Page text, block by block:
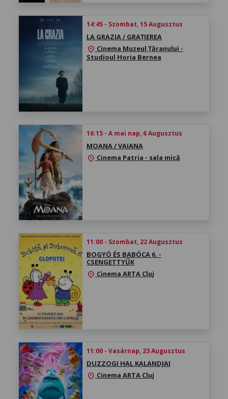
14:45 - Szombat, 15 Augusztus
LA GRAZIA / GRAȚIEREA
location_on Cinema Muzeul Țăranului -
Studioul Horia Bernea
16:15 - A mai nap, 6 Augusztus
MOANA / VAIANA
location_on Cinema Patria - sala mică
11:00 - Szombat, 22 Augusztus
BOGYÓ ÉS BABÓCA 6. -
CSENGETTYŰK
location_on Cinema ARTA Cluj
11:00 - Vasárnap, 23 Augusztus
DUZZOGI HAL KALANDJAI
location_on Cinema ARTA Cluj